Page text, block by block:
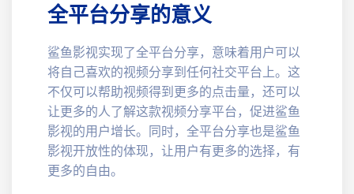
全平台分享的意义
鲨鱼影视实现了全平台分享，意味着用户可以
将自己喜欢的视频分享到任何社交平台上。这
不仅可以帮助视频得到更多的点击量，还可以
让更多的人了解这款视频分享平台，促进鲨鱼
影视的用户增长。同时，全平台分享也是鲨鱼
影视开放性的体现，让用户有更多的选择，有
更多的自由。